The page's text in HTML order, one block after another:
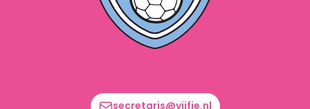
secretaris@vijfje.nl